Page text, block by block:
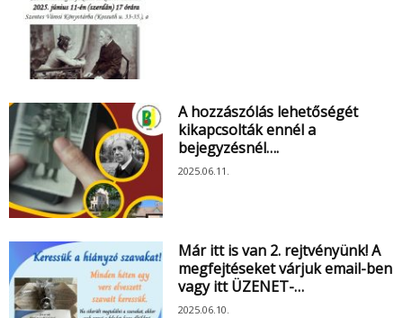
A hozzászólás lehetőségét
kikapcsolták ennél a
bejegyzésnél….
2025.06.11.
Már itt is van 2. rejtvényünk! A
megfejtéseket várjuk email-ben
vagy itt ÜZENET-…
2025.06.10.